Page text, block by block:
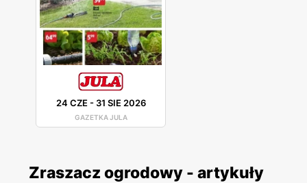
24 CZE - 31 SIE 2026
GAZETKA JULA
Zraszacz ogrodowy - artykuły